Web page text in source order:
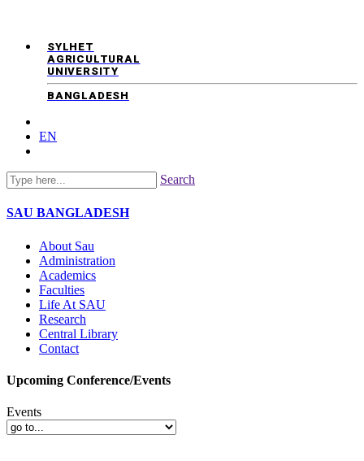
SYLHET
AGRICULTURAL
UNIVERSITY
BANGLADESH
EN
Search
SAU BANGLADESH
About Sau
Administration
Academics
Faculties
Life At SAU
Research
Central Library
Contact
Upcoming Conference/Events
Events